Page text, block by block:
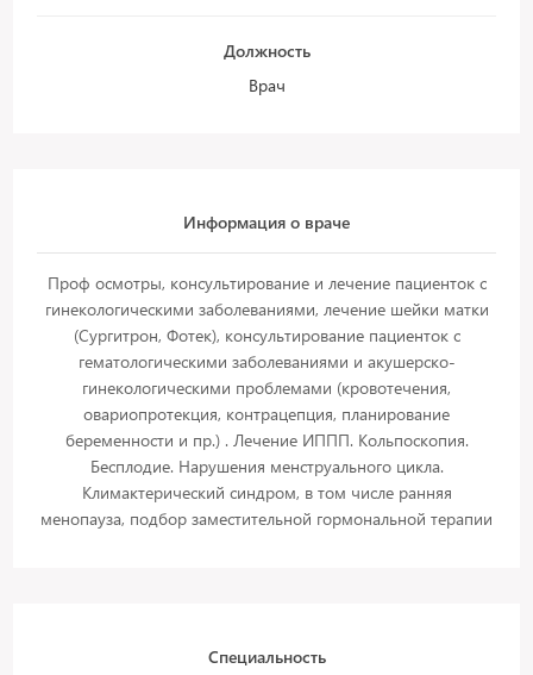
Должность
Врач
Информация о враче
Проф осмотры, консультирование и лечение пациенток с
гинекологическими заболеваниями, лечение шейки матки
(Сургитрон, Фотек), консультирование пациенток с
гематологическими заболеваниями и акушерско-
гинекологическими проблемами (кровотечения,
овариопротекция, контрацепция, планирование
беременности и пр.) . Лечение ИППП. Кольпоскопия.
Бесплодие. Нарушения менструального цикла.
Климактерический синдром, в том числе ранняя
менопауза, подбор заместительной гормональной терапии
Специальность